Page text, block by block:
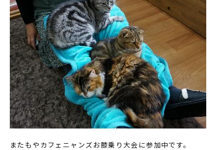
またもやカフェニャンズお膝乗り大会に参加中です。